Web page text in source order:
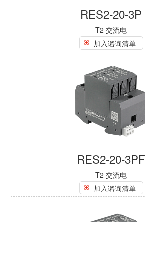
RES2-20-3P
T2 交流电
加入谘询清单
RES2-20-3PF
T2 交流电
加入谘询清单